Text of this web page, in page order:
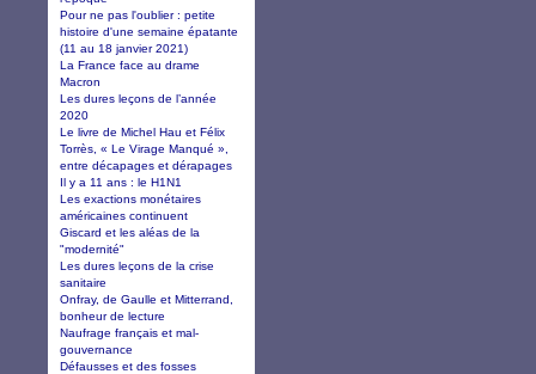
Pour ne pas l'oublier : petite
histoire d'une semaine épatante
(11 au 18 janvier 2021)
La France face au drame
Macron
Les dures leçons de l’année
2020
Le livre de Michel Hau et Félix
Torrès, « Le Virage Manqué »,
entre décapages et dérapages
Il y a 11 ans : le H1N1
Les exactions monétaires
américaines continuent
Giscard et les aléas de la
"modernité"
Les dures leçons de la crise
sanitaire
Onfray, de Gaulle et Mitterrand,
bonheur de lecture
Naufrage français et mal-
gouvernance
Défausses et des fosses